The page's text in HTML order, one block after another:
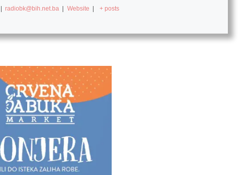
| radiobk@bih.net.ba | Website | + posts